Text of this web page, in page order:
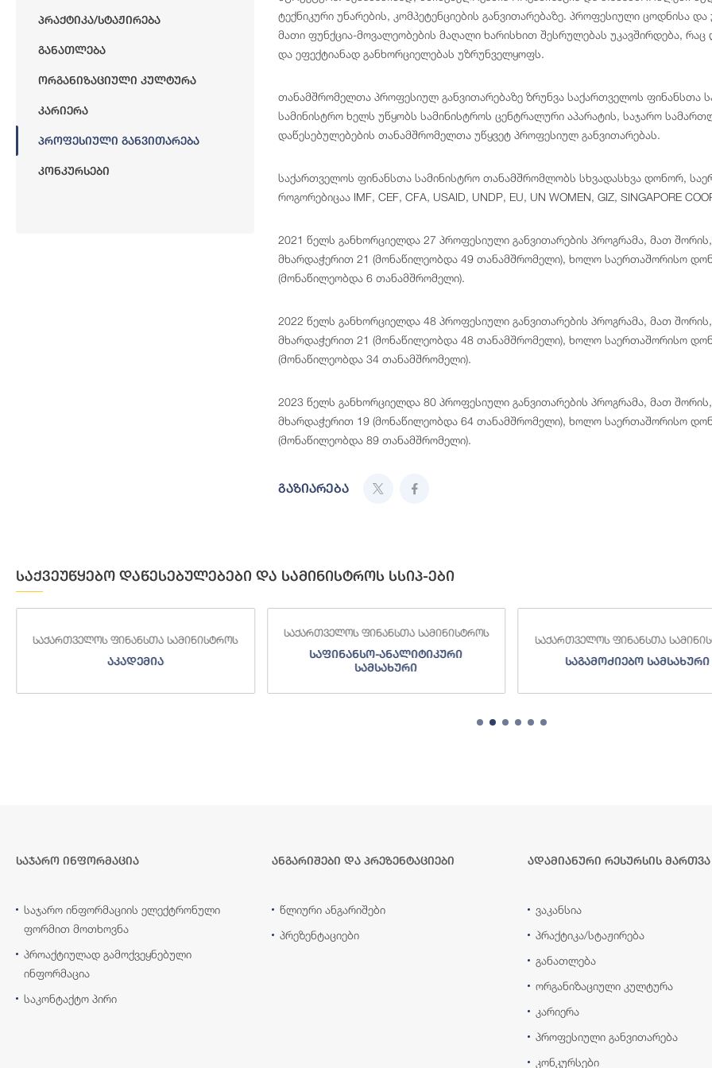
Პრაქტიკა/სტაჟირება
Განათლება
Ორგანიზაციული Კულტურა
Კარიერა
Პროფესიული Განვითარება
Კონკურსები
ტექნიკური უნარების, კომპეტენციების განვითარებაზე. პროფესიული ცოდნისა
მათი ფუნქცია-მოვალეობების მაღალი ხარისხით შესრულებას უკავშირდება, რაც
და ეფექტიანად განხორციელებას უზრუნველყოფს.
თანამშრომელთა პროფესიულ განვითარებაზე ზრუნვა საქართველოს ფინანსთა
სამინისტრო ხელს უწყობს სამინისტროს ცენტრალური აპარატის, საჯარო
დაწესებულებების თანამშრომელთა უწყვეტ პროფესიულ განვითარებას.
საქართველოს ფინანსთა სამინისტრო თანამშრომლობს სხვადასხვა დონორ,
როგორებიცაა IMF, CEF, CFA, USAID, UNDP, EU, UN WOMEN, GIZ, SINGAPORE
2021 წელს განხორციელდა 27 პროფესიული განვითარების პროგრამა, მათ
მხარდაჭერით 21 (მონაწილეობდა 49 თანამშრომელი), ხოლო საერთაშორისო
(მონაწილეობდა 6 თანამშრომელი).
2022 წელს განხორციელდა 48 პროფესიული განვითარების პროგრამა, მათ
მხარდაჭერით 21 (მონაწილეობდა 48 თანამშრომელი), ხოლო საერთაშორისო
(მონაწილეობდა 34 თანამშრომელი).
2023 წელს განხორციელდა 80 პროფესიული განვითარების პროგრამა, მათ
მხარდაჭერით 19 (მონაწილეობდა 64 თანამშრომელი), ხოლო საერთაშორისო
(მონაწილეობდა 89 თანამშრომელი).
გაზიარება
საქვეუწყებო დაწესებულებები და სამინისტროს სსიპ-ები
საქართველოს ფინანსთა სამინისტროს
აკადემია
საქართველოს ფინანსთა სამინისტროს
საფინანსო-ანალიტიკური
სამსახური
საქართველოს ფინანსთა
საგამოძიებო სამსახური
საჯარო ინფორმაცია
საჯარო ინფორმაციის ელექტრონული
ფორმით მოთხოვნა
პროაქტიულად გამოქვეყნებული
ინფორმაცია
საკონტაქტო პირი
ანგარიშები და პრეზენტაციები
წლიური ანგარიშები
პრეზენტაციები
ადამიანური რესურსის მართვა
ვაკანსია
პრაქტიკა/სტაჟირება
განათლება
ორგანიზაციული კულტურა
კარიერა
პროფესიული განვითარება
კონკურსები